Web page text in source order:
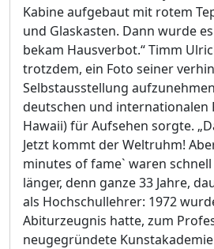
Kabine aufgebaut mit rotem
und Glaskasten. Dann wurde
bekam Hausverbot.“ Timm
trotzdem, ein Foto seiner
Selbstausstellung
deutschen und internationalen
Hawaii) für Aufsehen sorgte.
Jetzt kommt der Weltruhm!
minutes of fame` waren schnell
länger, denn ganze 33 Jahre,
als Hochschullehrer: 1972
Abiturzeugnis hatte, zum
neugegründete